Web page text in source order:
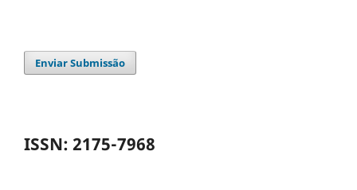
Enviar Submissão
ISSN: 2175-7968